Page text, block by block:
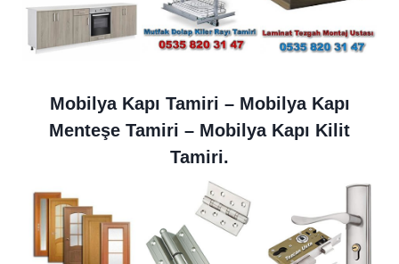
Mobilya Kapı Tamiri – Mobilya Kapı
Menteşe Tamiri – Mobilya Kapı Kilit
Tamiri.